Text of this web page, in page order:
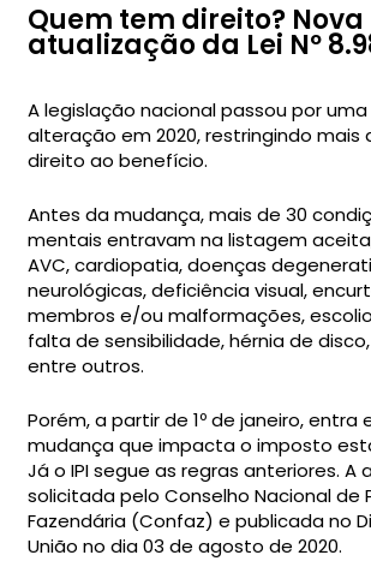
Quem tem direito? Nova
atualização da Lei Nº
A legislação nacional passou por
alteração em 2020, restringindo mais
direito ao benefício.
Antes da mudança, mais de 30
mentais entravam na listagem
AVC, cardiopatia, doenças
neurológicas, deficiência visual,
membros e/ou malformações,
falta de sensibilidade, hérnia de disco,
entre outros.
Porém, a partir de 1º de janeiro, entra
mudança que impacta o imposto
Já o IPI segue as regras anteriores. A
solicitada pelo Conselho Nacional de
Fazendária (Confaz) e publicada no
União no dia 03 de agosto de 2020.